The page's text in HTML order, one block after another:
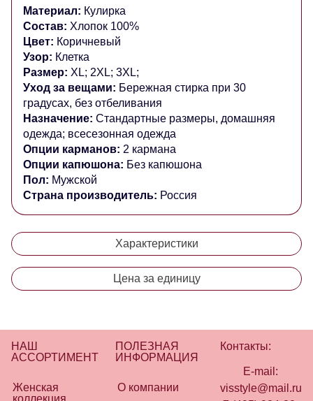
Материал: Кулирка
Состав: Хлопок 100%
Цвет: Коричневый
Узор: Клетка
Размер: XL; 2XL; 3XL;
Уход за вещами: Бережная стирка при 30
градусах, без отбеливания
Назначение: Стандартные размеры, домашняя
одежда; всесезонная одежда
Опции карманов: 2 кармана
Опции капюшона: Без капюшона
Пол: Мужской
Страна производитель: Россия
Характеристики
Цена за единицу
НАШ
АССОРТИМЕНТ
Женская
коллекция
ПОЛЕЗНАЯ
ИНФОРМАЦИЯ
О компании
Контакты:
E-mail:
visstyle@mail.ru